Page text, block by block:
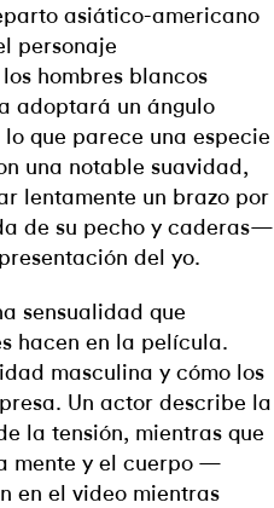
asiático-americano
personaje
hombres blancos
adoptará un ángulo
que parece una especie
una notable suavidad,
lentamente un brazo por
de su pecho y caderas—
del yo.
sensualidad que
hacen en la película.
masculina y cómo los
Un actor describe la
la tensión, mientras que
mente y el cuerpo —
en el video mientras